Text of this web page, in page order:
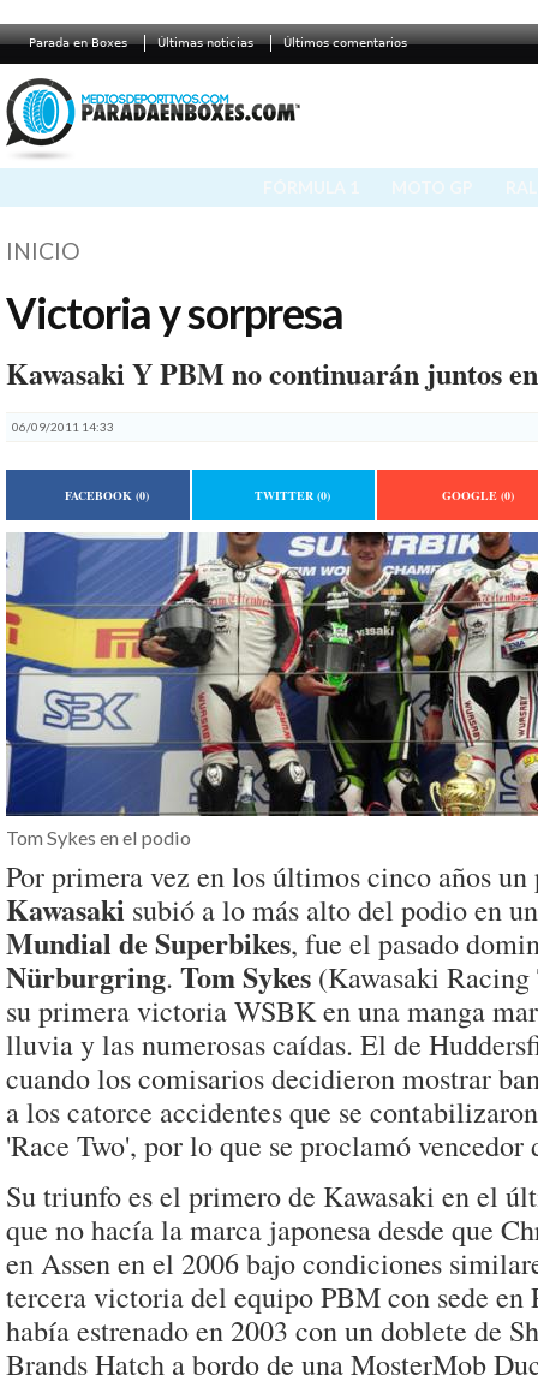
Parada en Boxes Últimas noticias Últimos comentarios
INICIO
Victoria y sorpresa
Kawasaki Y PBM no continuarán juntos
06/09/2011 14:33
FACEBOOK(0) TWITTER(0) GOOGLE(0)
Tom Sykes en el podio
Por primera vez en los últimos cinco años
Kawasaki subió a lo más alto del podio en
Mundial de Superbikes, fue el pasado
Nürburgring. Tom Sykes (Kawasaki Racing
su primera victoria WSBK en una manga
lluvia y las numerosas caídas. El de
cuando los comisarios decidieron mostrar
a los catorce accidentes que se
'Race Two', por lo que se proclamó vencedor
Su triunfo es el primero de Kawasaki en el
que no hacía la marca japonesa desde que
en Assen en el 2006 bajo condiciones
tercera victoria del equipo PBM con sede en
había estrenado en 2003 con un doblete de
Brands Hatch a bordo de una MosterMob